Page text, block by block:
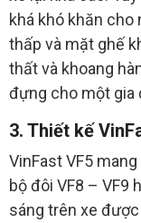
khá khó khăn cho
thấp và mặt ghế
thất và khoang
đựng cho một gia
3. Thiết kế
VinFast VF5
bộ đôi VF8 – VF9
sáng trên xe